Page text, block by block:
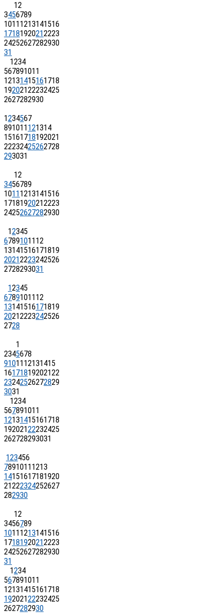
12
3456789
1011 1213141516
17181920212223
24252627282930
31
1234
567891011
12131415161718
19202122232425
2627282930
1234567
891011 121314
15161718192021
22232425262728
293031
12
3456789
1011 1213141516
17181920212223
24252627282930
12345
67891011 12
13141516171819
20212223242526
2728293031
12345
67891011 12
13141516171819
20212223242526
2728
1
2345678
91011 12131415
16171819202122
23242526272829
3031
1234
567891011
12131415161718
19202122232425
262728293031
123456
7891011 1213
14151617181920
21222324252627
282930
12
3456789
1011 1213141516
17181920212223
24252627282930
31
1234
567891011
12131415161718
19202122232425
2627282930